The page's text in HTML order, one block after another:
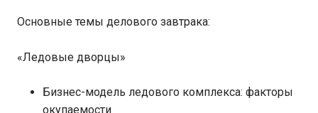
Основные темы делового завтрака:
«Ледовые дворцы»
Бизнес-модель ледового комплекса: факторы
окупаемости